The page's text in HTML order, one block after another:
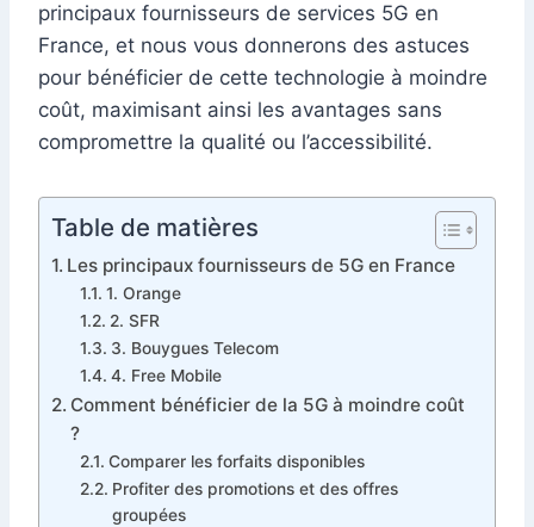
principaux fournisseurs de services 5G en
France, et nous vous donnerons des astuces
pour bénéficier de cette technologie à moindre
coût, maximisant ainsi les avantages sans
compromettre la qualité ou l’accessibilité.
Table de matières
Les principaux fournisseurs de 5G en France
1. Orange
2. SFR
3. Bouygues Telecom
4. Free Mobile
Comment bénéficier de la 5G à moindre coût
?
Comparer les forfaits disponibles
Profiter des promotions et des offres
groupées